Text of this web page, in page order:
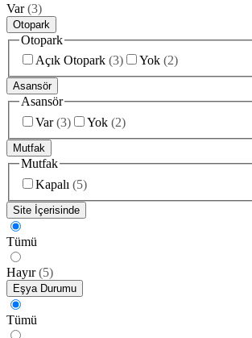
Var (3)
Otopark
Otopark
Açık Otopark (3) Yok (2)
Asansör
Asansör
Var (3) Yok (2)
Mutfak
Mutfak
Kapalı (5)
Site İçerisinde
Tümü
Hayır (5)
Eşya Durumu
Tümü